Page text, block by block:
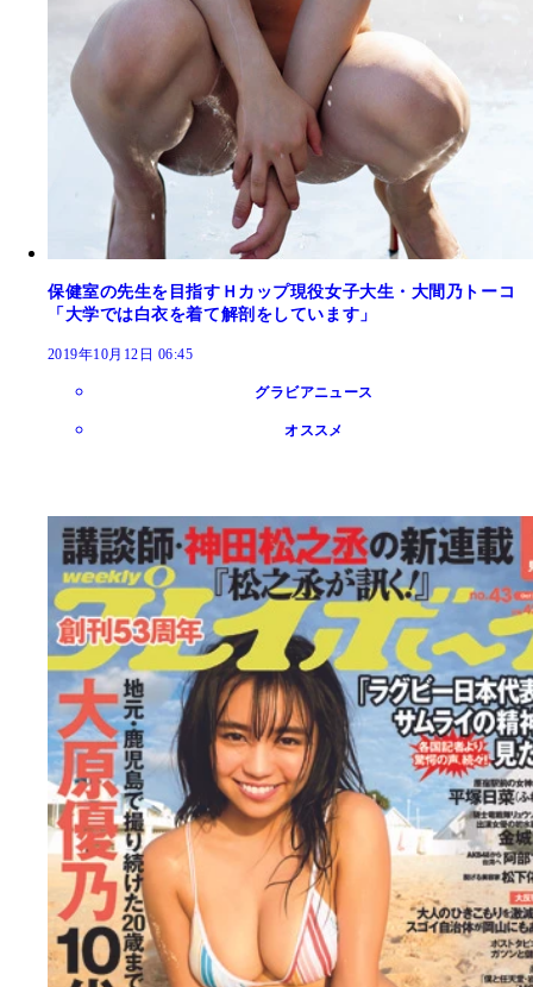
保健室の先生を目指すＨカップ現役女子大生・大間乃トーコ
「大学では白衣を着て解剖をしています」
2019年10月12日 06:45
グラビアニュース
オススメ